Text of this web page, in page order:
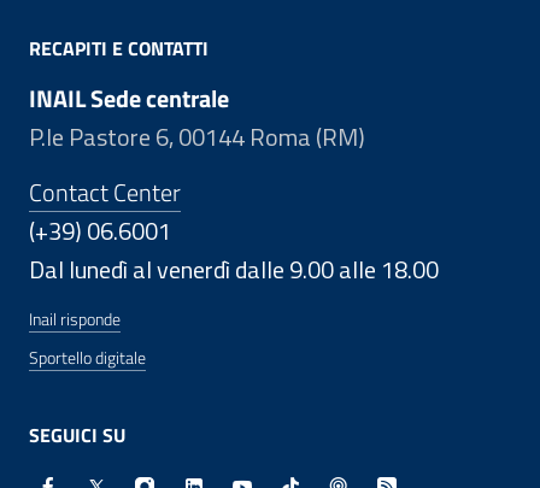
RECAPITI E CONTATTI
INAIL Sede centrale
P.le Pastore 6, 00144 Roma (RM)
Contact Center
(+39) 06.6001
Dal lunedì al venerdì dalle 9.00 alle 18.00
Inail risponde
Sportello digitale
SEGUICI SU